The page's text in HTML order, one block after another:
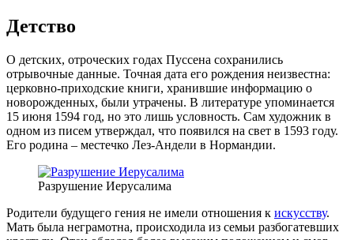
Детство
О детских, отроческих годах Пуссена сохранились
отрывочные данные. Точная дата его рождения неизвестна:
церковно-приходские книги, хранившие информацию о
новорожденных, были утрачены. В литературе упоминается
15 июня 1594 год, но это лишь условность. Сам художник в
одном из писем утверждал, что появился на свет в 1593 году.
Его родина – местечко Лез-Андели в Нормандии.
Разрушение Иерусалима
Родители будущего гения не имели отношения к искусству.
Мать была неграмотна, происходила из семьи разбогатевших